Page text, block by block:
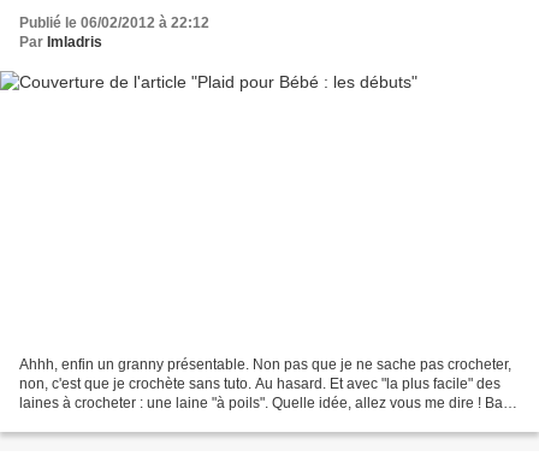
Publié le 06/02/2012 à 22:12
Par Imladris
Ahhh, enfin un granny présentable. Non pas que je ne sache pas crocheter,
non, c'est que je crochète sans tuto. Au hasard. Et avec "la plus facile" des
laines à crocheter : une laine "à poils". Quelle idée, allez vous me dire ! Bah,